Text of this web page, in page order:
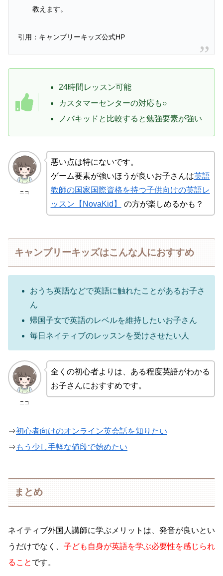
教えます。
引用：キャンブリーキッズ公式HP
24時間レッスン可能
カスタマーセンターの対応も○
ノバキッドと比較すると勉強要素が強い
ニコ
悪い点は特にないです。
ゲーム要素が強いほうが良いお子さんは英語
教師の国家国際資格を持つ子供向けの英語レ
ッスン【NovaKid】
の方が楽しめるかも？
キャンブリーキッズはこんな人におすすめ
おうち英語などで英語に触れたことがあるお子さ
ん
帰国子女で英語のレベルを維持したいお子さん
毎日ネイティブのレッスンを受けさせたい人
ニコ
全くの初心者よりは、ある程度英語がわかる
お子さんにおすすめです。
⇒初心者向けのオンライン英会話を知りたい
⇒ もう少し手軽な値段で始めたい
まとめ
ネイティブ外国人講師に学ぶメリットは、発音が良いとい
うだけでなく、 子ども自身が英語を学ぶ必要性を感じられ
ること です。